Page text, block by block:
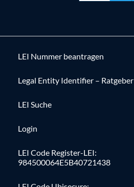
LEI Nummer beantragen
Legal Entity Identifier – Ratgeber
LEI Suche
Login
LEI Code Register-LEI:
984500064E5B40721438